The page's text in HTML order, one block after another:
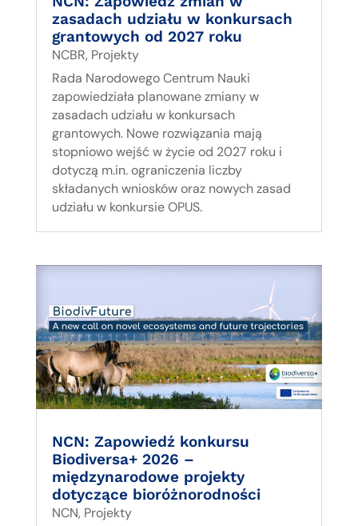
zasadach udziału w konkursach
grantowych od 2027 roku
NCBR, Projekty
Rada Narodowego Centrum Nauki
zapowiedziała planowane zmiany w
zasadach udziału w konkursach
grantowych. Nowe rozwiązania mają
stopniowo wejść w życie od 2027 roku i
dotyczą m.in. ograniczenia liczby
składanych wniosków oraz nowych zasad
udziału w konkursie OPUS.
NCN: Zapowiedź konkursu
Biodiversa+ 2026 –
międzynarodowe projekty
dotyczące bioróżnorodności
NCN, Projekty